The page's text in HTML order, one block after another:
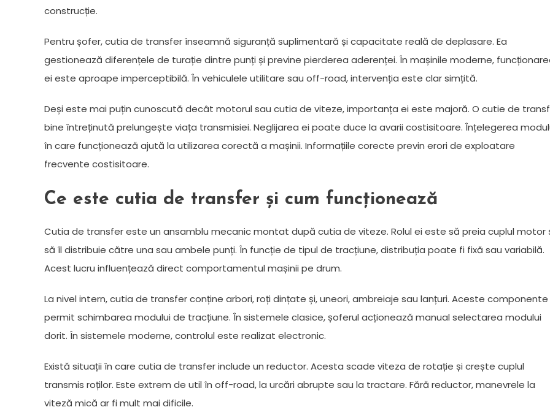
construcție.
Pentru șofer, cutia de transfer înseamnă siguranță suplimentară și capacitate reală de deplasare. Ea
gestionează diferențele de turație dintre punți și previne pierderea aderenței. În mașinile moderne,
ei este aproape imperceptibilă. În vehiculele utilitare sau off-road, intervenția este clar simțită.
Deși este mai puțin cunoscută decât motorul sau cutia de viteze, importanța ei este majoră. O cutie de
bine întreținută prelungește viața transmisiei. Neglijarea ei poate duce la avarii costisitoare. Înțelegerea
în care funcționează ajută la utilizarea corectă a mașinii. Informațiile corecte previn erori de exploatare
frecvente costisitoare.
Ce este cutia de transfer și cum funcționează
Cutia de transfer este un ansamblu mecanic montat după cutia de viteze. Rolul ei este să preia cuplul motor
să îl distribuie către una sau ambele punți. În funcție de tipul de tracțiune, distribuția poate fi fixă sau variabilă.
Acest lucru influențează direct comportamentul mașinii pe drum.
La nivel intern, cutia de transfer conține arbori, roți dințate și, uneori, ambreiaje sau lanțuri. Aceste componente
permit schimbarea modului de tracțiune. În sistemele clasice, șoferul acționează manual selectarea modului
dorit. În sistemele moderne, controlul este realizat electronic.
Există situații în care cutia de transfer include un reductor. Acesta scade viteza de rotație și crește cuplul
transmis roților. Este extrem de util în off-road, la urcări abrupte sau la tractare. Fără reductor, manevrele la
viteză mică ar fi mult mai dificile.